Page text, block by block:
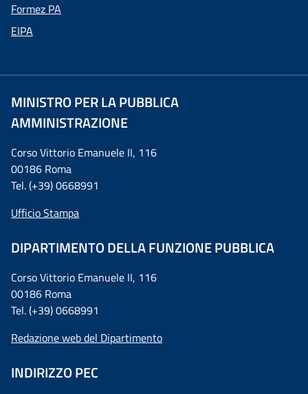
Formez PA
EIPA
MINISTRO PER LA PUBBLICA
AMMINISTRAZIONE
Corso Vittorio Emanuele II, 116
00186 Roma
Tel. (+39) 0668991
Ufficio Stampa
DIPARTIMENTO DELLA FUNZIONE PUBBLICA
Corso Vittorio Emanuele II, 116
00186 Roma
Tel. (+39) 0668991
Redazione web del Dipartimento
INDIRIZZO PEC